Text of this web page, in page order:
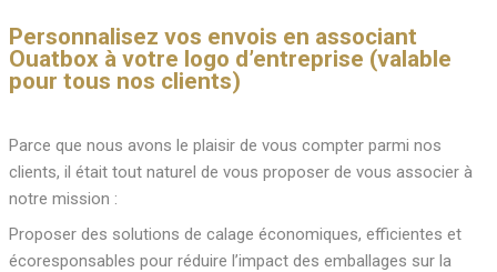
Personnalisez vos envois en associant
Ouatbox à votre logo d’entreprise (valable
pour tous nos clients)
Parce que nous avons le plaisir de vous compter parmi nos
clients, il était tout naturel de vous proposer de vous associer à
notre mission :
Proposer des solutions de calage économiques, efficientes et
écoresponsables pour réduire l’impact des emballages sur la